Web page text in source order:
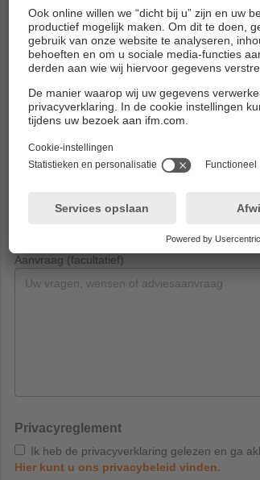
E-mailadres
Aanvraag (facultatief)
Privacyreglement
Ik heb de privacyverklaring gelezen en ga
Hier kunt u ons privacybeleid vinden.